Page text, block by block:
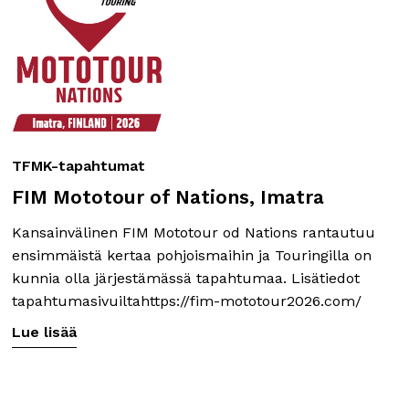
TFMK-tapahtumat
FIM Mototour of Nations, Imatra
Kansainvälinen FIM Mototour od Nations rantautuu
ensimmäistä kertaa pohjoismaihin ja Touringilla on
kunnia olla järjestämässä tapahtumaa. Lisätiedot
tapahtumasivuiltahttps://fim-mototour2026.com/
Lue lisää